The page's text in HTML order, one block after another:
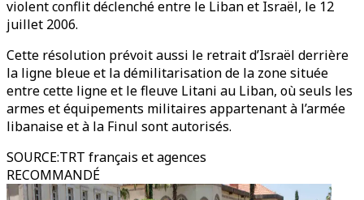
violent conflit déclenché entre le Liban et Israël, le 12
juillet 2006.
Cette résolution prévoit aussi le retrait d’Israël derrière
la ligne bleue et la démilitarisation de la zone située
entre cette ligne et le fleuve Litani au Liban, où seuls les
armes et équipements militaires appartenant à l’armée
libanaise et à la Finul sont autorisés.
SOURCE:TRT français et agences
RECOMMANDÉ